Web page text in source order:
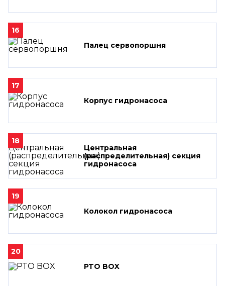
16
Палец сервопоршня
17
Корпус гидронасоса
18
Центральная
(распределительная) секция
гидронасоса
19
Колокол гидронасоса
20
PTO BOX